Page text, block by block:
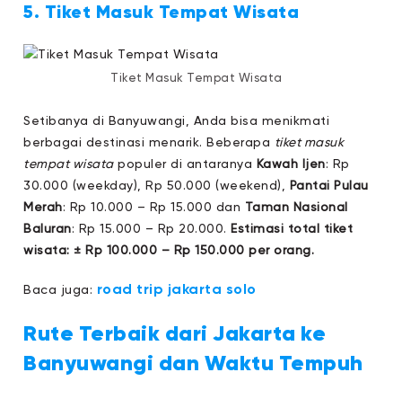
5. Tiket Masuk Tempat Wisata
Tiket Masuk Tempat Wisata
Setibanya di Banyuwangi, Anda bisa menikmati
berbagai destinasi menarik. Beberapa tiket masuk
tempat wisatapopuler di antaranya Kawah Ijen: Rp
30.000 (weekday), Rp 50.000 (weekend),
Pantai Pulau
Merah: Rp 10.000 – Rp 15.000 dan Taman Nasional
Baluran: Rp 15.000 – Rp 20.000. Estimasi total tiket
wisata: ± Rp 100.000 – Rp 150.000 per orang.
Baca juga: road trip jakarta solo
Rute Terbaik dari Jakarta ke
Banyuwangi dan Waktu Tempuh